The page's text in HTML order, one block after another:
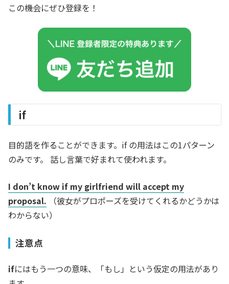
この機会にぜひ登録を！
if
目的語を作ることができます。if の用法はこの1パターン
のみです。 話し言葉で好まれて使われます。
I don’t know if my girlfriend will accept my
proposal. （彼女がプロポーズを受けてくれるかどうかは
わからない）
注意点
ifにはもう一つの意味、「もし」という仮定の用法があり